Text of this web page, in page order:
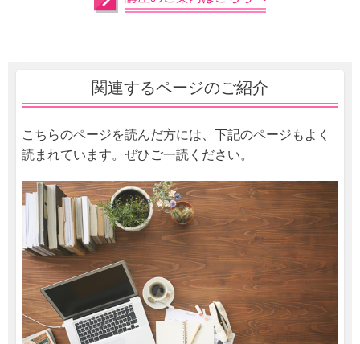
関連するページのご紹介
こちらのページを読んだ方には、下記のページもよく
読まれています。ぜひご一読ください。